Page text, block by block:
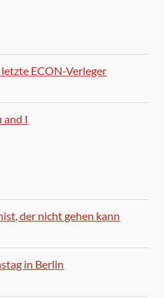
ECON-Verleger
and I
der nicht gehen kann
in Berlin